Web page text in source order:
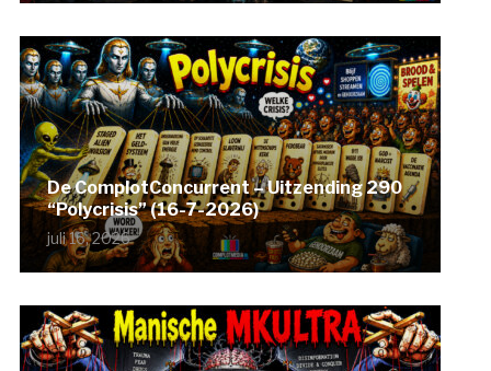
De ComplotConcurrent – Uitzending 290
“Polycrisis” (16-7-2026)
juli 16, 2026